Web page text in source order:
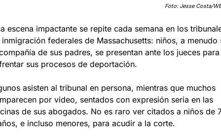
Foto: Jesse Costa/
escena impactante se repite cada semana en los
federales de Massachusetts: niños, a menudo
de sus padres, se presentan ante los jueces para
sus procesos de deportación.
asisten al tribunal en persona, mientras que muchos
por video, sentados con expresión seria en las
de sus abogados. No es raro ver citados a niños de
e incluso menores, para acudir a la corte.